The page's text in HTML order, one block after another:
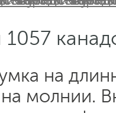
на
молнии.